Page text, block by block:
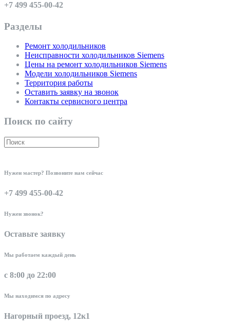
+7 499 455-00-42
Разделы
Ремонт холодильников
Неисправности холодильников Siemens
Цены на ремонт холодильников Siemens
Модели холодильников Siemens
Территория работы
Оставить заявку на звонок
Контакты сервисного центра
Поиск по сайту
Нужен мастер? Позвоните нам сейчас
+7 499 455-00-42
Нужен звонок?
Оставьте заявку
Мы работаем каждый день
с 8:00 до 22:00
Мы находимся по адресу
Нагорный проезд, 12к1